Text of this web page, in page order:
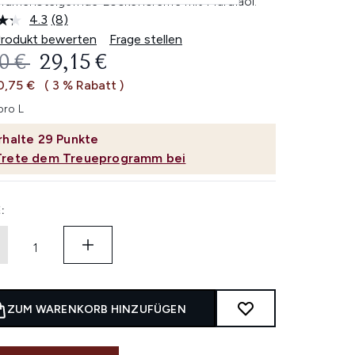
4.3 8
Bewertungen
lesen.
Link
auf
derselben
(8)
bewerten
Frage stellen
29 Punkte
dem Treueprogramm bei
PREISEMPFEHLUNG:
€ AKTUELLER PREIS:
29,15 €
€ ( 3 % Rabatt )
L
ZUM WARENKORB HINZUFÜGEN